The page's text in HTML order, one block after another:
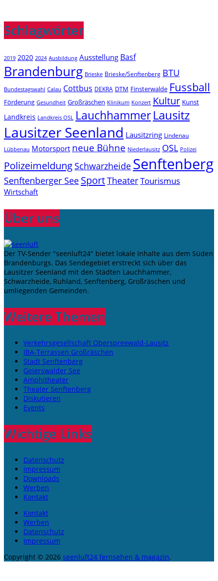
Schlagwörter
2019 2020 2024 Ausbildung Ausstellung Basf
Brandenburg Brieske Brieske/Senftenberg BTU
Bundestagswahl Calau Cottbus DEKRA DTM Finsterwalde Fussball
Förderung Gesundheit Großräschen Klinikum Konzert Kultur Kunst
Landkreis Landkreis OSL LauchhammerLausitz
Lausitzer Seenland Lausitzring Lindenau
Lübbenau Motorsport neue Bühne Niederlausitz OSL Polizei
Polizeimeldung Schwarzheide Senftenberg
Senftenberger See SportTheaterTourismus
Wirtschaft
Über uns
Der TV-Sender "seenluft24" bietet lokale Inhalte aus dem Süden
Brandenburgs. Das Sendegebiet erstreckt sich über das
Lausitzer Seenland mit den Städten Lauchhammer,
Schwarzheide, Ruhland, Senftenberg, Großräschen und
umliegenden Gemeinden.
Weitere Themen
Verkehrsgesellschaft Oberspreewald-Lausitz
IBA-Terrassen Großräschen
Stadt Senftenberg
Geierswalder See
Amphitheater
Theater Senftenberg
Diskutieren
Events
Wichtige Links
Datenschutz
Impressum
Downloads
Werben
Kontakt
Kontakt
Werben
Datenschutz
Impressum
Copyright © 2026 seenluft24 fernsehen & magazin.